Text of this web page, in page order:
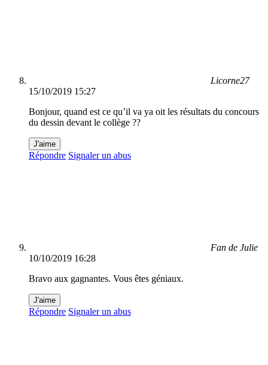
Licorne27
15/10/2019 15:27
Bonjour, quand est ce qu’il va ya oit les résultats du concours
du dessin devant le collège ??
J'aime
Répondre Signaler un abus
Fan de Julie
10/10/2019 16:28
Bravo aux gagnantes. Vous êtes géniaux.
J'aime
Répondre Signaler un abus